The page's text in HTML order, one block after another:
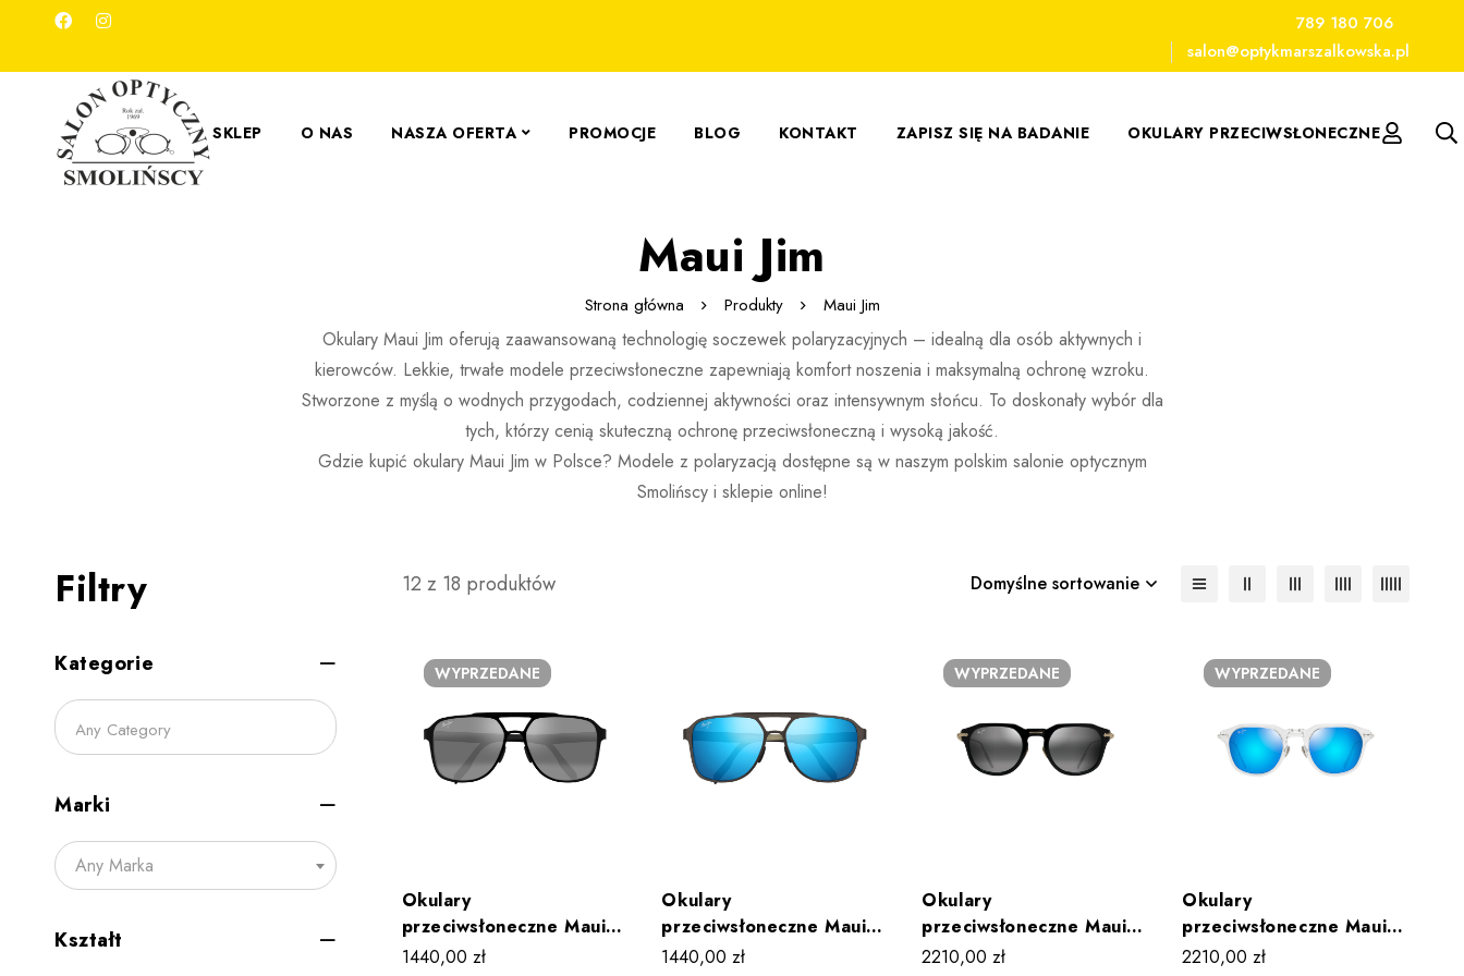
789 180 706
salon@optykmarszalkowska.pl
SKLEP O NAS NASZA OFERTA PROMOCJE BLOG KONTAKT ZAPISZ SIĘ NA BADANIE OKULARY PRZECIWSŁONECZNE
Maui Jim
Strona główna Produkty Maui Jim
Okulary Maui Jim oferują zaawansowaną technologię soczewek polaryzacyjnych – idealną dla osób aktywnych i
kierowców. Lekkie, trwałe modele przeciwsłoneczne zapewniają komfort noszenia i maksymalną ochronę wzroku.
Stworzone z myślą o wodnych przygodach, codziennej aktywności oraz intensywnym słońcu. To doskonały wybór dla
tych, którzy cenią skuteczną ochronę przeciwsłoneczną i wysoką jakość.
Gdzie kupić okulary Maui Jim w Polsce? Modele z polaryzacją dostępne są w naszym polskim salonie optycznym
Smolińscy i sklepie online!
Filtry
Kategorie
Marki
Any Marka
Kształt
12 z 18 produktów Domyślne sortowanie
WYPRZEDANE
Okulary
przeciwsłoneczne Maui
Jim 2. RAFA MJ0607S
1440,00 zł
Okulary
przeciwsłoneczne Maui
Jim 2. RAFA MJ0607S
1440,00zł
WYPRZEDANE
Okulary
przeciwsłoneczne Maui
Jim ALIKA MJ0837S 001
2210,00zł
WYPRZEDANE
Okulary
przeciwsłoneczne Maui
Jim ALIKA MJ0837S 002
2210,00zł